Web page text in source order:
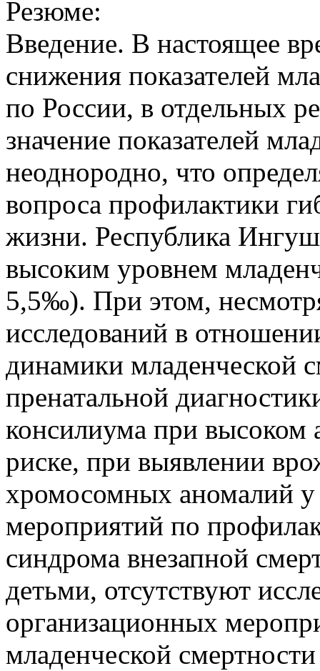
Резюме:
Введение. В настоящее
снижения показателей
по России, в отдельных
значение показателей
неоднородно, что
вопроса профилактики
жизни. Республика
высоким уровнем
5,5‰). При этом,
исследований в
динамики младенческой
пренатальной
консилиума при высоком
риске, при выявлении
хромосомных аномалий у
мероприятий по
синдрома внезапной
детьми, отсутствуют
организационных
младенческой